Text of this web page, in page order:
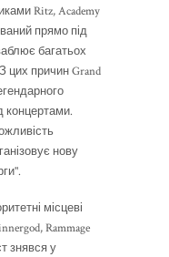
Ritz, Academy
прямо під
багатьох
З цих причин Grand
концертами.
нову
місцеві
Rammage
знявся у